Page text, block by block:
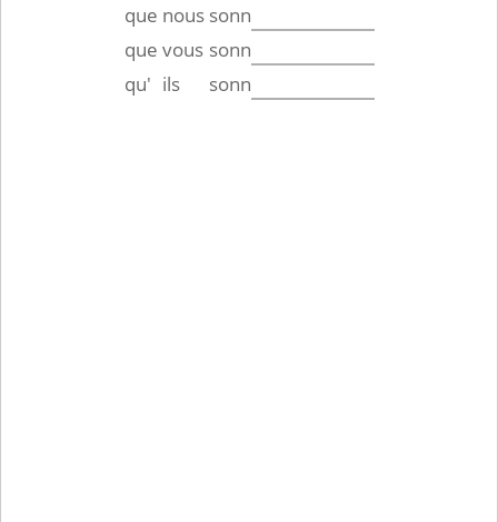
que nous sonn
que vous sonn
qu' ils sonn